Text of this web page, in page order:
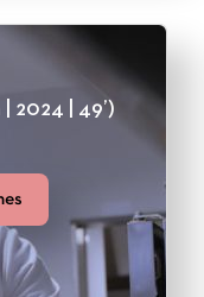
2024 | 49’)